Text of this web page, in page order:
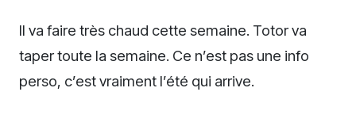
Il va faire très chaud cette semaine. Totor va
taper toute la semaine. Ce n’est pas une info
perso, c’est vraiment l’été qui arrive.